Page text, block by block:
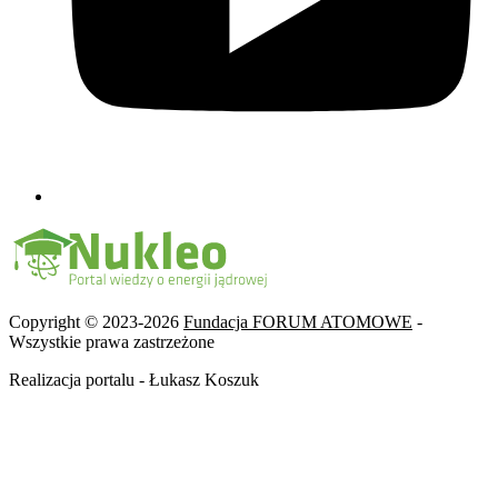
Copyright © 2023-2026 Fundacja FORUM ATOMOWE -
Wszystkie prawa zastrzeżone
Realizacja portalu - Łukasz Koszuk